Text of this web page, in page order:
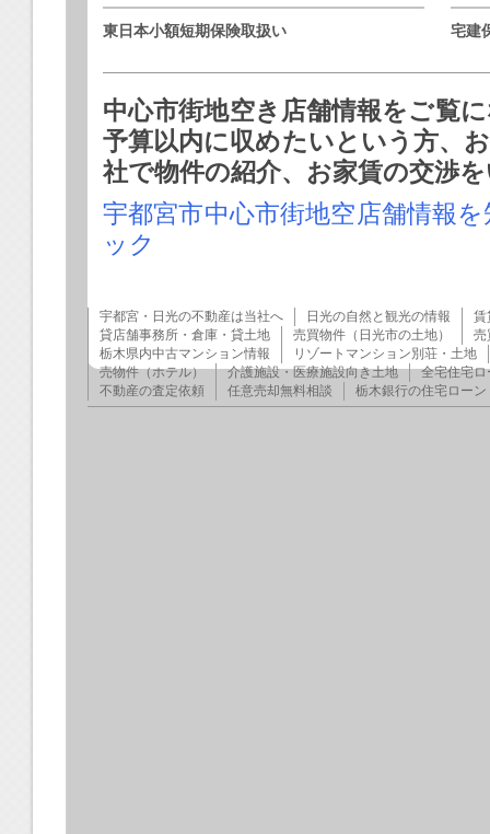
東日本小額短期保険取扱い 宅建
中心市街地空き店舗情報をご覧
予算以内に収めたいという方、
社で物件の紹介、お家賃の交渉
宇都宮市中心市街地空店舗情報
ック
宇都宮・日光の不動産は当社へ 日光の自然と観光の情報
賃
貸店舗事務所・倉庫・貸土地
売買物件（日光市の土地）
売
栃木県内中古マンション情報
リゾートマンション別荘・土地
売物件（ホテル）
介護施設・医療施設向き土地
全宅住宅
不動産の査定依頼
任意売却無料相談 栃木銀行の住宅ローン